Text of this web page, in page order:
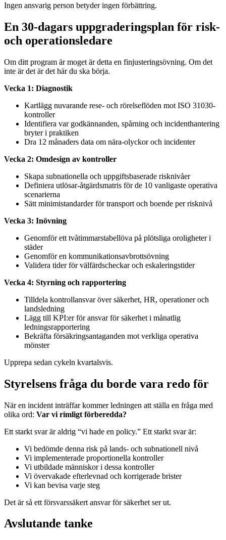
Ingen ansvarig person betyder ingen förbättring.
En 30-dagars uppgraderingsplan för risk-
och operationsledare
Om ditt program är moget är detta en finjusteringsövning. Om det
inte är det är det här du ska börja.
Vecka 1: Diagnostik
Kartlägg nuvarande rese- och rörelseflöden mot ISO 31030-
kontroller
Identifiera var godkännanden, spårning och incidenthantering
bryter i praktiken
Dra 12 månaders data om nära-olyckor och incidenter
Vecka 2: Omdesign av kontroller
Skapa subnationella och uppgiftsbaserade risknivåer
Definiera utlösar-åtgärdsmatris för de 10 vanligaste operativa
scenarierna
Sätt minimistandarder för transport och boende per risknivå
Vecka 3: Inövning
Genomför ett tvåtimmarstabellöva på plötsliga oroligheter i
städer
Genomför en kommunikationsavbrottsövning
Validera tider för välfärdscheckar och eskaleringstider
Vecka 4: Styrning och rapportering
Tilldela kontrollansvar över säkerhet, HR, operationer och
landsledning
Lägg till KPI:er för ansvar för säkerhet i månatlig
ledningsrapportering
Bekräfta försäkringsantaganden mot verkliga operativa
mönster
Upprepa sedan cykeln kvartalsvis.
Styrelsens fråga du borde vara redo för
När en incident inträffar kommer ledningen att ställa en fråga med
olika ord: Var vi rimligt förberedda?
Ett starkt svar är aldrig “vi hade en policy.” Ett starkt svar är:
Vi bedömde denna risk på lands- och subnationell nivå
Vi implementerade proportionella kontroller
Vi utbildade människor i dessa kontroller
Vi övervakade efterlevnad och korrigerade brister
Vi kan bevisa varje steg
Det är så ett försvarssäkert ansvar för säkerhet ser ut.
Avslutande tanke